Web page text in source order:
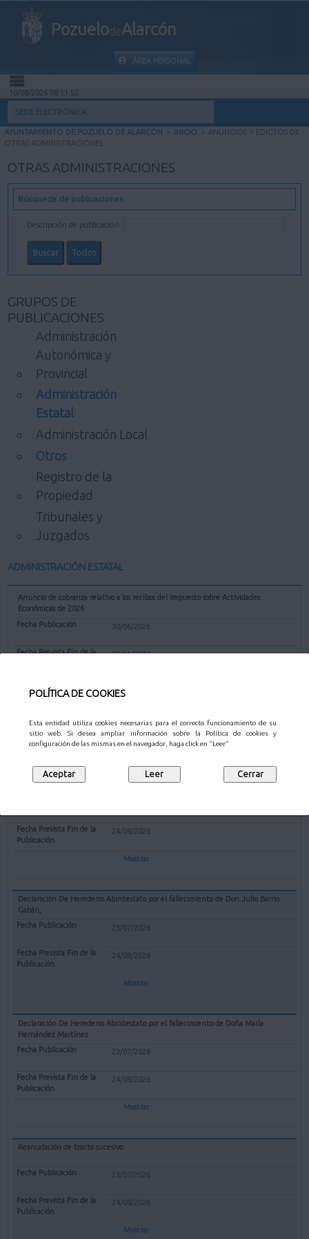
POLÍTICA DE COOKIES
Esta entidad utiliza cookies necesarias para el correcto funcionamiento de su
sitio web. Si desea ampliar información sobre la Política de cookies y
configuración de las mismas en el navegador, haga click en "Leer"
PozuelodeAlarcón
ÁREA PERSONAL
INICIO
INFORMACIÓN PÚBLICA
MI CARPETA
INFORMACIÓN MUNICIPAL
10/08/2026 08:11:52
SEDE ELECTRÓNICA
AYUNTAMIENTO DE POZUELO DE ALARCÓN > INICIO > ANUNCIOS Y EDICTOS DE
OTRAS ADMINISTRACIONES
OTRAS ADMINISTRACIONES
Búsqueda de publicaciones
Descripción de publicación
GRUPOS DE
PUBLICACIONES
Administración
Autonómica y
Provincial
Administración
Estatal
Administración Local
Otros
Registro de la
Propiedad
Tribunales y
Juzgados
ADMINISTRACIÓN ESTATAL
Anuncio de cobranza relativo a los recibos del Impuesto sobre Actividades
Económicas de 2026
30/06/2026
20/11/2026
OTROS
Declaración De Herederos Abintestato por el fallecimiento de Doña Eusebia
Aguado López
24/08/2026
Mostrar
Declaración De Herederos Abintestato por el fallecimiento de Don Julio Barrio
Gabán,
23/07/2026
24/08/2026
Mostrar
Declaración De Herederos Abintestato por el fallecimiento de Doña María
Hernández Martínez
23/07/2026
24/08/2026
Mostrar
Reanudación de tracto sucesivo
23/07/2026
24/08/2026
Mostrar